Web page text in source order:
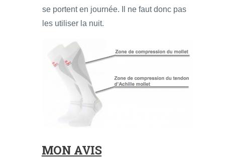
se portent en journée. Il ne faut donc pas
les utiliser la nuit.
MON AVIS